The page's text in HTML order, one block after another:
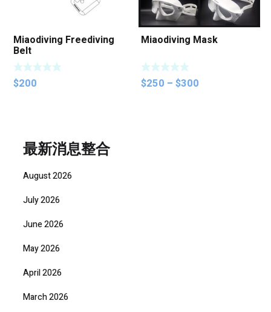
Miaodiving Freediving
Belt
$200
Miaodiving Mask
$250 – $300Price
最新消息整合
August 2026
July 2026
June 2026
May 2026
April 2026
March 2026